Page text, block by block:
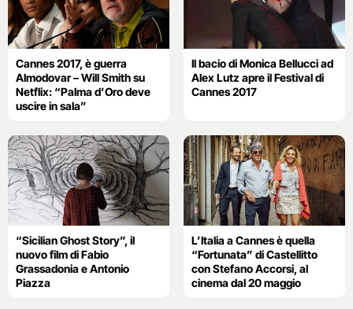
Cannes 2017, è guerra
Almodovar – Will Smith su
Netflix: “Palma d’Oro deve
uscire in sala”
Il bacio di Monica Bellucci ad
Alex Lutz apre il Festival di
Cannes 2017
“Sicilian Ghost Story”, il
nuovo film di Fabio
Grassadonia e Antonio
Piazza
L’Italia a Cannes è quella
“Fortunata” di Castellitto
con Stefano Accorsi, al
cinema dal 20 maggio